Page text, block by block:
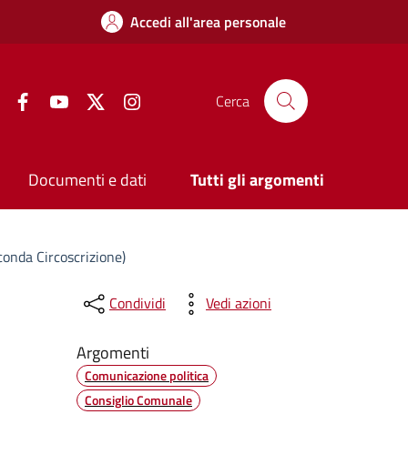
Accedi all'area personale
FacebookYouTube Twitter Cerca
Documenti e dati Tutti gli argomenti
Circoscrizione)
Condividi Vedi azioni
Argomenti
Comunicazione politica
Consiglio Comunale